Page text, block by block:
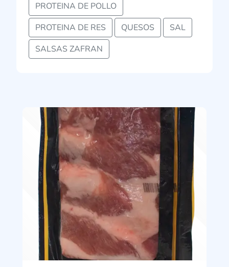
PROTEINA DE POLLO
PROTEINA DE RES
QUESOS
SAL
SALSAS ZAFRAN